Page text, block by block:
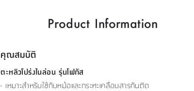
Product Information
คุณสมบัติ
ตะหลิวโปร่งไนล่อน รุ่นโฟกัส
- เหมาะสำหรับใช้กับหม้อและกระทะเคลือบสารกันติด